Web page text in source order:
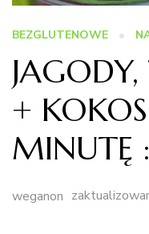
BEZGLUTENOWE
+
MINUTĘ
weganon